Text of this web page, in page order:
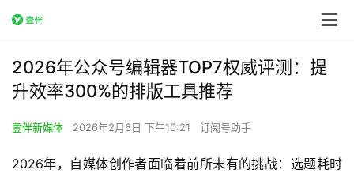
2026年公众号编辑器TOP7权威评测：提
升效率300%的排版工具推荐
壹伴新媒体 2026年2月6日 下午10:21 订阅号助手
2026年，自媒体创作者面临着前所未有的挑战：选题耗时